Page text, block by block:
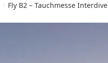
Fly B2 – Tauchmesse Interdive